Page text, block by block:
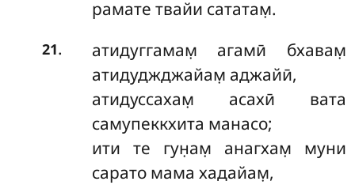
рамате твайи сататам̣.
21.
атидуггамам̣ агамӣ бхавам̣
атидуджджайам̣ аджайӣ,
атидуссахам̣ асахӣ вата
самупеккхита манасо;
ити те гун̣ам̣ анагхам̣ муни
сарато мама хадайам̣,